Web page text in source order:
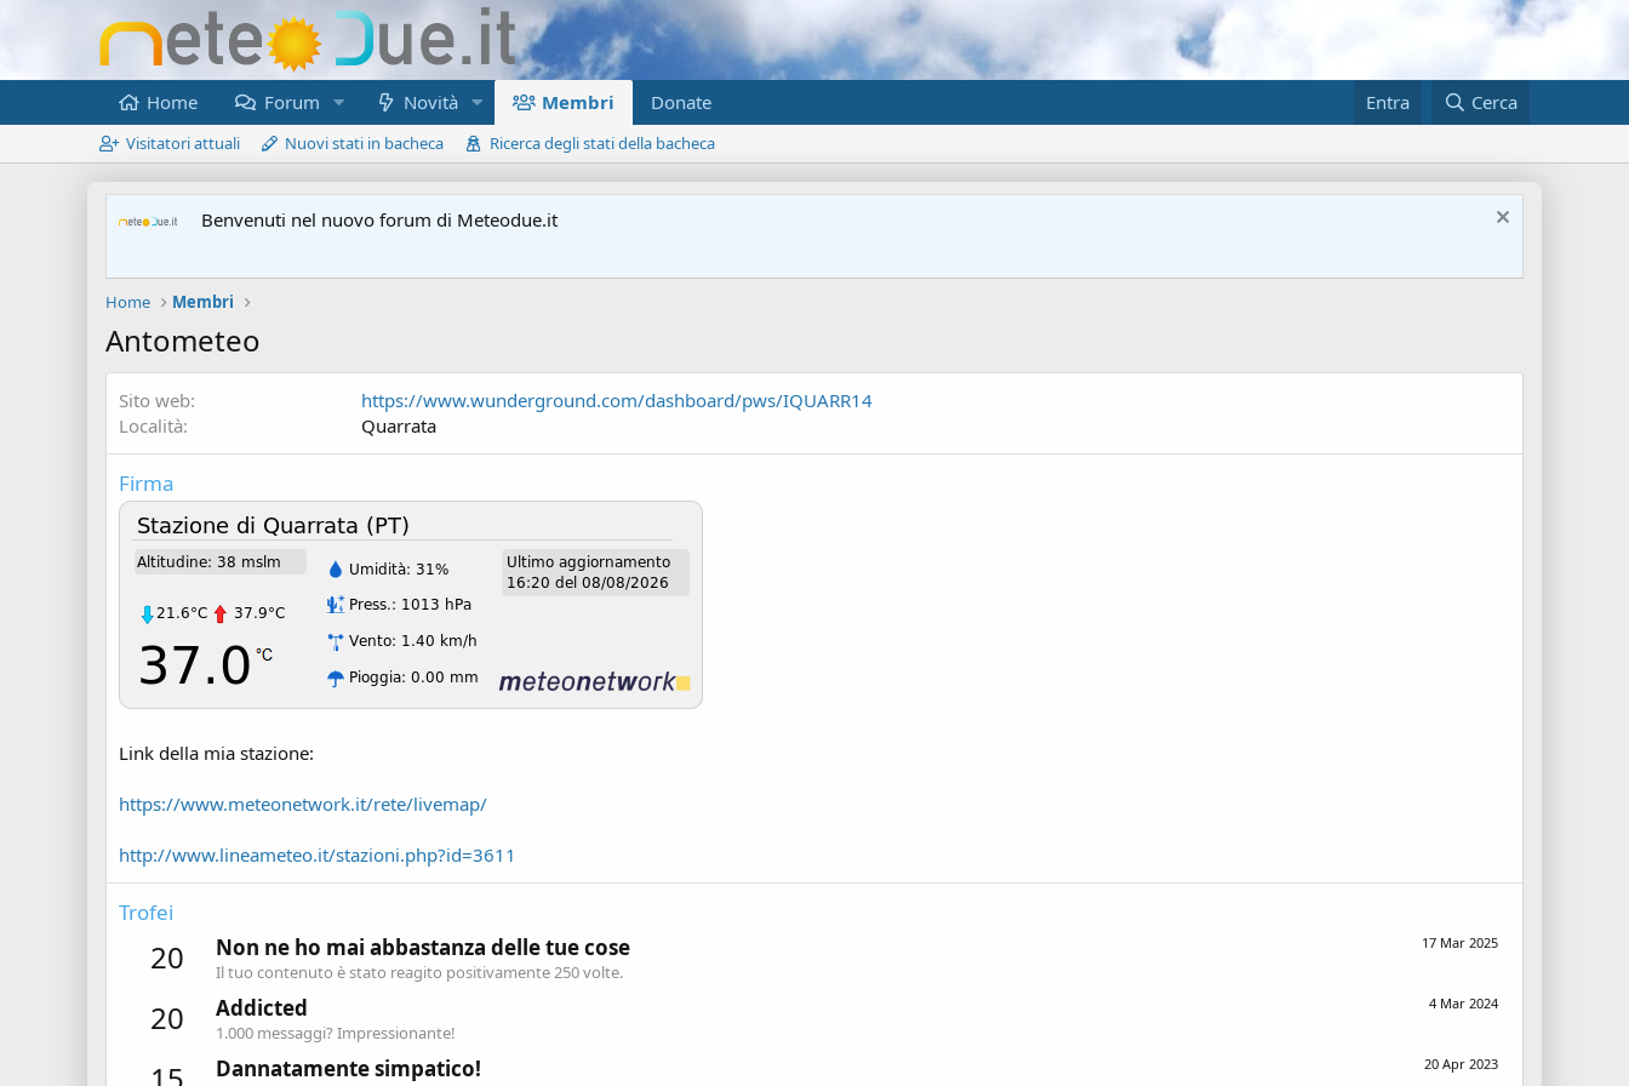
Home Forum Novità Membri Donate Entra Cerca
Visitatori attuali Nuovi stati in bacheca Ricerca degli stati della bacheca
Benvenuti nel nuovo forum di Meteodue.it
Home Membri
Antometeo
Sito web
https://www.wunderground.com/dashboard/pws/IQUARR14
Località
Quarrata
Firma
Link della mia stazione:
https://www.meteonetwork.it/rete/livemap/
http://www.lineameteo.it/stazioni.php?id=3611
Trofei
20 17 Mar 2025
Non ne ho mai abbastanza delle tue cose
Il tuo contenuto è stato reagito positivamente 250 volte.
20 4 Mar 2024
Addicted
1.000 messaggi? Impressionante!
20 Apr 2023
Dannatamente simpatico!